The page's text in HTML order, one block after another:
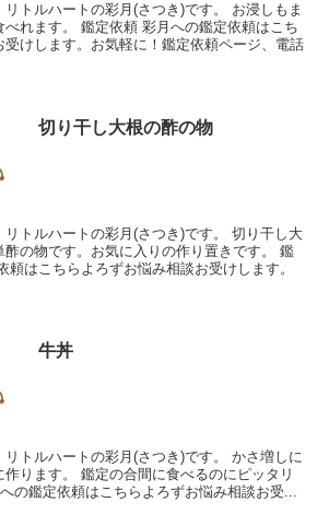
トルハートの彩月(さつき)です。 お浸しもま
べれます。 鑑定依頼 彩月への鑑定依頼はこち
受けします。お気軽に！鑑定依頼ページ、電話
切り干し大根の酢の物
リトルハートの彩月(さつき)です。 切り干し大
酢の物です。お気に入りの作り置きです。 鑑
頼はこちらよろずお悩み相談お受けします。
牛丼
リトルハートの彩月(さつき)です。 かさ増しに
作ります。 鑑定の合間に食べるのにピッタリ
の鑑定依頼はこちらよろずお悩み相談お受...